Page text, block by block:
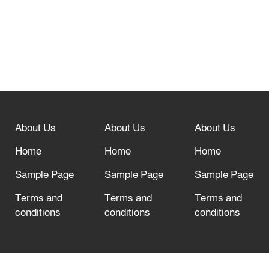
বিশ্ব ফুটবলের সর্বোচ্চ নিয়ন্ত্রক সংস্থার সাথে
দরজা খোলা রেখেছেন
About Us
Home
Sample Page
Terms and
conditions
About Us
Home
Sample Page
Terms and
conditions
About Us
Home
Sample Page
Terms and
conditions